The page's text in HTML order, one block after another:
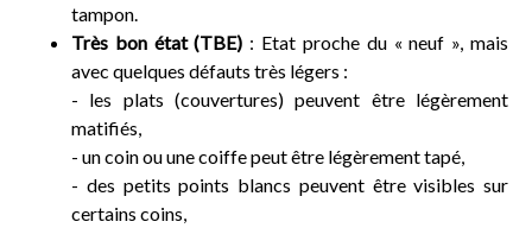
tampon.
Très bon état (TBE) : Etat proche du « neuf », mais
avec quelques défauts très légers :
- les plats (couvertures) peuvent être légèrement
matifiés,
- un coin ou une coiffe peut être légèrement tapé,
- des petits points blancs peuvent être visibles sur
certains coins,